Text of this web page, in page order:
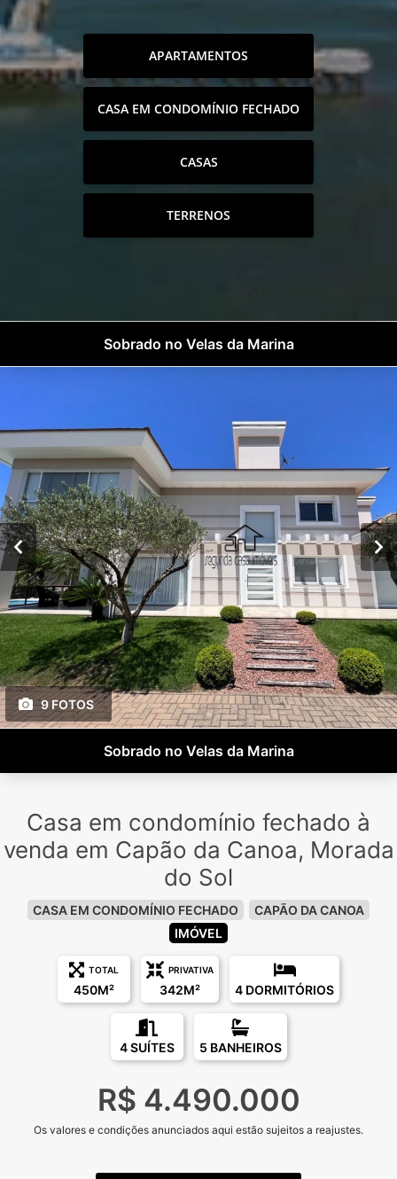
APARTAMENTOS
CASA EM CONDOMÍNIO FECHADO
CASAS
TERRENOS
Sobrado no Velas da Marina
9 FOTOS
Sobrado no Velas da Marina
Casa em condomínio fechado à
venda em Capão da Canoa, Morada
do Sol
CASA EM CONDOMÍNIO FECHADO
CAPÃO DA CANOA
IMÓVEL
TOTAL
450M²
PRIVATIVA
342M² 4 DORMITÓRIOS
4 SUÍTES 5 BANHEIROS
R$ 4.490.000
Os valores e condições anunciados aqui estão sujeitos a reajustes.